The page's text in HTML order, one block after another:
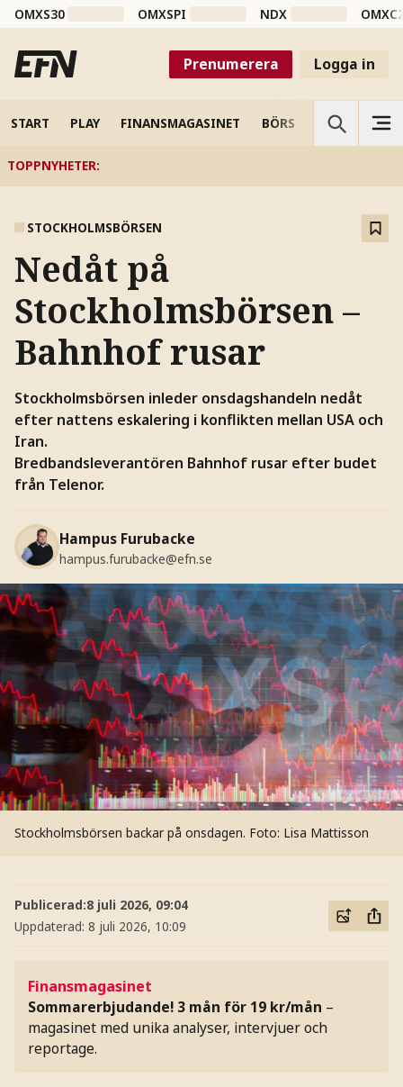
OMXS30 OMXSPI NDX
Prenumerera Logga in
START PLAY FINANSMAGASINET BÖRS VETENSKAP
TOPPNYHETER:
STOCKHOLMSBÖRSEN
Nedåt på
Stockholmsbörsen –
Bahnhof rusar
Stockholmsbörsen inleder onsdagshandeln nedåt
efter nattens eskalering i konflikten mellan USA och
Iran.
Bredbandsleverantören Bahnhof rusar efter budet
från Telenor.
Hampus Furubacke
hampus.furubacke@efn.se
Stockholmsbörsen backar på onsdagen. Foto: Lisa Mattisson
Publicerad:8 juli 2026, 09:04
Uppdaterad: 8 juli 2026, 10:09
Finansmagasinet
Sommarerbjudande! 3 mån för 19 kr/mån –
magasinet med unika analyser, intervjuer och
reportage.